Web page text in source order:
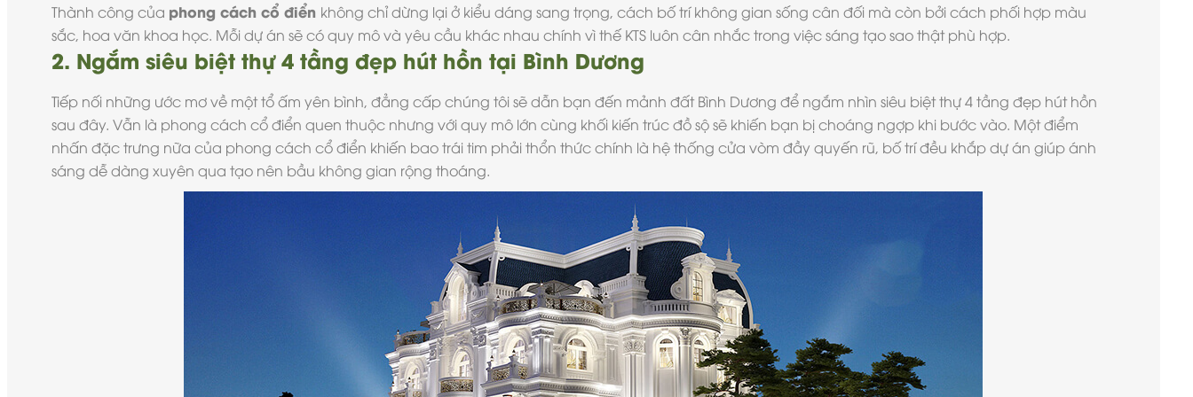
Thành công của phong cách cổ điển không chỉ dừng lại ở kiểu dáng sang trọng, cách bố trí không gian sống cân đối mà còn bởi cách phối hợp màu
sắc, hoa văn khoa học. Mỗi dự án sẽ có quy mô và yêu cầu khác nhau chính vì thế KTS luôn cân nhắc trong việc sáng tạo sao thật phù hợp.
2. Ngắm siêu biệt thự 4 tầng đẹp hút hồn tại Bình Dương
Tiếp nối những ước mơ về một tổ ấm yên bình, đẳng cấp chúng tôi sẽ dẫn bạn đến mảnh đất Bình Dương để ngắm nhìn siêu biệt thự 4 tầng đẹp hút hồn
sau đây. Vẫn là phong cách cổ điển quen thuộc nhưng với quy mô lớn cùng khối kiến trúc đồ sộ sẽ khiến bạn bị choáng ngợp khi bước vào. Một điểm
nhấn đặc trưng nữa của phong cách cổ điển khiến bao trái tim phải thổn thức chính là hệ thống cửa vòm đầy quyến rũ, bố trí đều khắp dự án giúp ánh
sáng dễ dàng xuyên qua tạo nên bầu không gian rộng thoáng.